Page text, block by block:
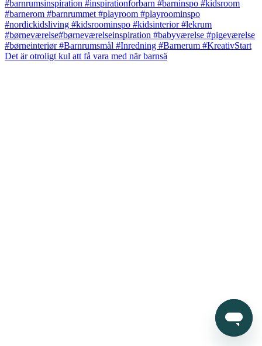
Det är otroligt kul att få vara med när barnsä